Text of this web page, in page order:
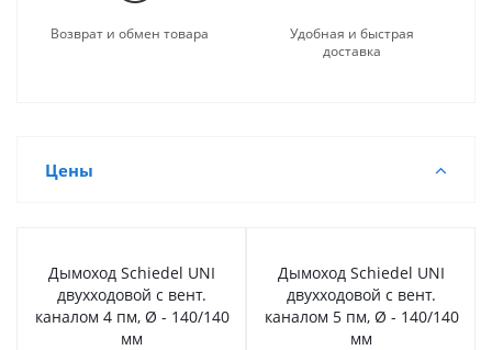
Возврат и обмен товара
Удобная и быстрая
доставка
Цены
Дымоход Schiedel UNI
двухходовой с вент.
каналом 4 пм, Ø - 140/140
мм
Дымоход Schiedel UNI
двухходовой с вент.
каналом 5 пм, Ø - 140/140
мм